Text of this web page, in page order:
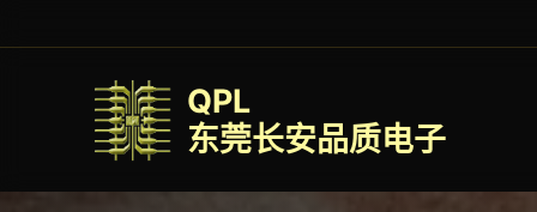
QPL
东莞长安品质电子